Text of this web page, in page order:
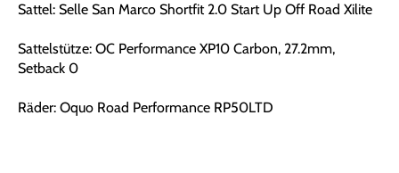
Sattel: Selle San Marco Shortfit 2.0 Start Up Off Road Xilite
Sattelstütze: OC Performance XP10 Carbon, 27.2mm,
Setback 0
Räder: Oquo Road Performance RP50LTD